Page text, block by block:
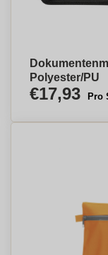
Polyester/PU
€17,93 Pro